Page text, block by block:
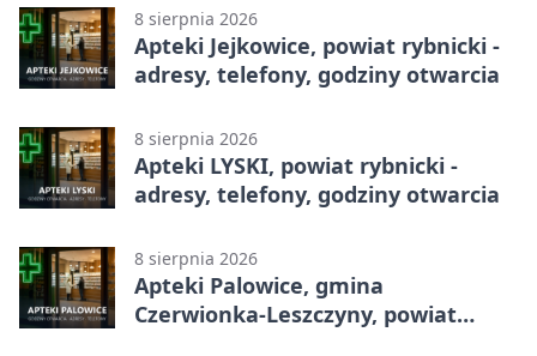
8 sierpnia 2026
Apteki Jejkowice, powiat rybnicki -
adresy, telefony, godziny otwarcia
8 sierpnia 2026
Apteki LYSKI, powiat rybnicki -
adresy, telefony, godziny otwarcia
8 sierpnia 2026
Apteki Palowice, gmina
Czerwionka-Leszczyny, powiat